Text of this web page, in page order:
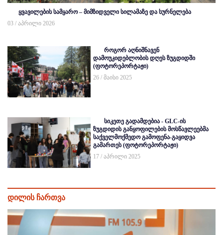
ყვავილების სამყარო – მიმზიდველი სილამაზე და სურნელება
03 / აპრილი 2026
როგორ აღნიშნავენ
დამოუკიდებლობის დღეს ზუგდიდში
(ფოტორეპორტაჟი)
26 / მაისი 2025
სიკეთე გადამდებია - GLC-ის
ზუგდიდის განყოფილების მოსწავლეებმა
საქველმოქმედო გამოფენა-გაყიდვა
გამართეს (ფოტორეპორტაჟი)
17 / აპრილი 2025
დილის ჩართვა